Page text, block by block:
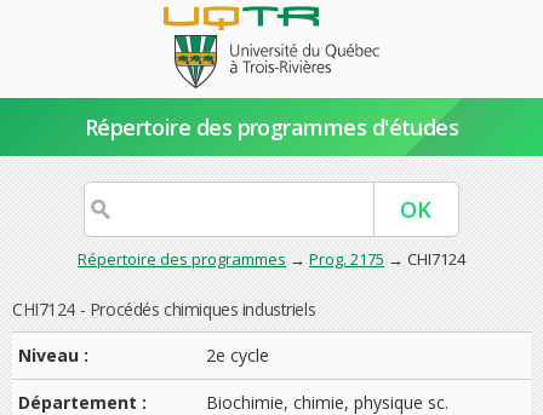
Répertoire des programmes d'études
Répertoire des programmes → Prog. 2175 → CHI7124
CHI7124 - Procédés chimiques industriels
Niveau :
2e cycle
Département : Biochimie, chimie, physique sc.